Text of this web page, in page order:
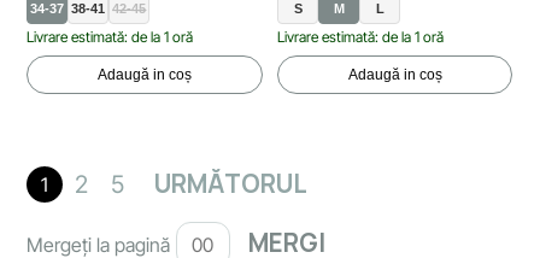
34-37 38-41 42-45
Livrare estimată: de la 1 oră
Adaugă in coș
S M L
Livrare estimată: de la 1 oră
Adaugă in coș
1 2 5 URMĂTORUL
Mergeți la pagină